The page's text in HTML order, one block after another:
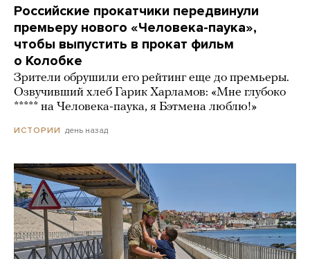
Российские прокатчики передвинули
премьеру нового «Человека-паука»,
чтобы выпустить в прокат фильм
о Колобке
Зрители обрушили его рейтинг еще до премьеры.
Озвучивший хлеб Гарик Харламов: «Мне глубоко
***** на Человека-паука, я Бэтмена люблю!»
ИСТОРИИ день назад